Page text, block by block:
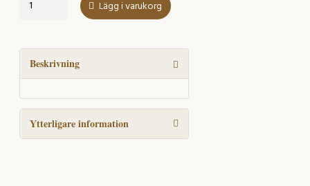
the
sector
in
Sweden
and
Ireland
Lägg i varukorg
Beskrivning
Ytterligare information